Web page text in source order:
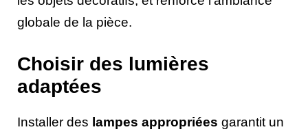
globale de la pièce.
Choisir des lumières
adaptées
Installer des lampes appropriées garantit un